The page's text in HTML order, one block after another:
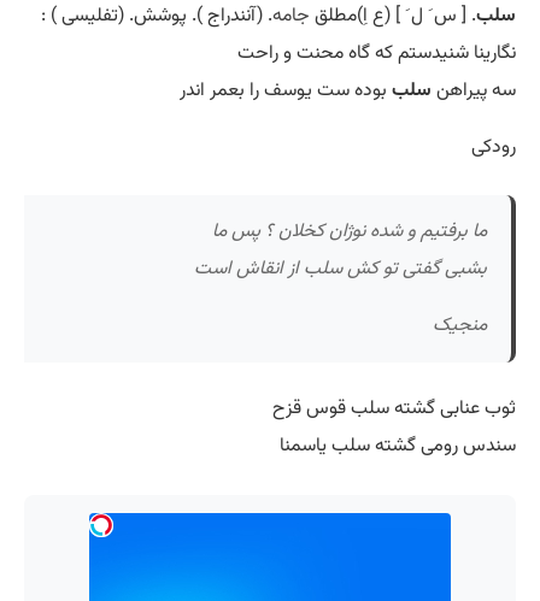
سلب. [ س َ ل َ ] (ع اِ)مطلق جامه. (آنندراج ). پوشش. (تفلیسی ) :
نگارینا شنیدستم که گاه محنت و راحت
سه پیراهن سلب بوده ست یوسف را بعمر اندر
رودکی
ما برفتیم و شده نوژان کخلان ؟ پس ما
بشبی گفتی تو کش سلب از انقاش است
منجیک
ثوب عنابی گشته سلب قوس قزح
سندس رومی گشته سلب یاسمنا